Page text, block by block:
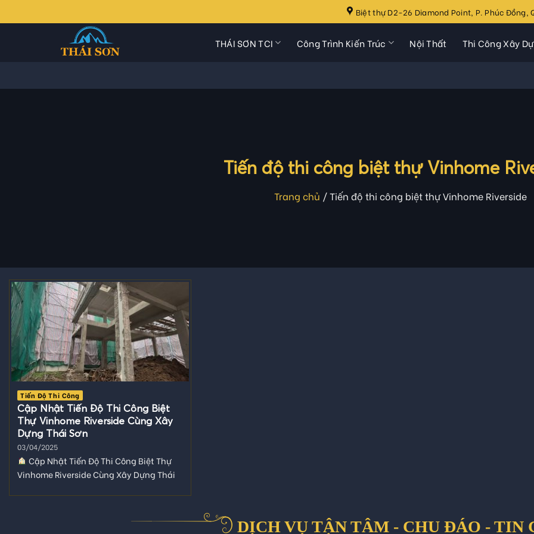
to
Biệt thự D2-26 Diamond Point, P. Phúc Đồng,
THÁI SƠN TCI Công Trình Kiến Trúc Nội Thất Thi Công Xây
Tiến độ thi công biệt thự Vinhome
Trang chủ /Tiến độ thi công biệt thự Vinhome Riverside
Tiến Độ Thi Công
Cập Nhật Tiến Độ Thi Công Biệt
Thự Vinhome Riverside Cùng Xây
Dựng Thái Sơn
03/04/2025
Cập Nhật Tiến Độ Thi Công Biệt Thự
Vinhome Riverside Cùng Xây Dựng Thái
DỊCH VỤ TẬN TÂM - CHU ĐÁO - TIN